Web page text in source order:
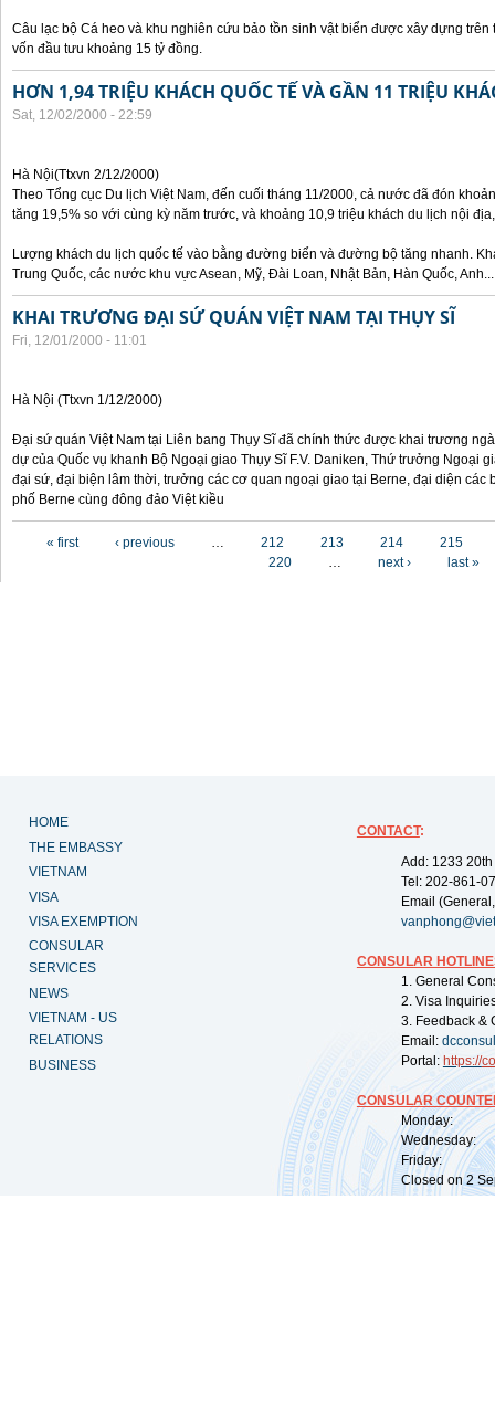
Câu lạc bộ Cá heo và khu nghiên cứu bảo tồn sinh vật biển được xây dựng
vốn đầu tưu khoảng 15 tỷ đồng.
HƠN 1,94 TRIỆU KHÁCH QUỐC TẾ VÀ GẦN 11 TRIỆU
Sat, 12/02/2000 - 22:59
Hà Nội(Ttxvn 2/12/2000)
Theo Tổng cục Du lịch Việt Nam, đến cuối tháng 11/2000, cả nước đã đón
tăng 19,5% so với cùng kỳ năm trước, và khoảng 10,9 triệu khách du lịch nội
Lượng khách du lịch quốc tế vào bằng đường biển và đường bộ tăng nhanh.
Trung Quốc, các nước khu vực Asean, Mỹ, Đài Loan, Nhật Bản, Hàn Quốc, Anh...
KHAI TRƯƠNG ĐẠI SỨ QUÁN VIỆT NAM TẠI THỤY SĨ
Fri, 12/01/2000 - 11:01
Hà Nội (Ttxvn 1/12/2000)
Đại sứ quán Việt Nam tại Liên bang Thụy Sĩ đã chính thức được khai trương
dự của Quốc vụ khanh Bộ Ngoại giao Thụy Sĩ F.V. Daniken, Thứ trưởng Ngoại
đại sứ, đại biện lâm thời, trưởng các cơ quan ngoại giao tại Berne, đại diện các
phố Berne cùng đông đảo Việt kiều
« first ‹ previous … 212 213 214
215
220
… next › last »
HOME
THE EMBASSY
VIETNAM
VISA
VISA EXEMPTION
CONSULAR
SERVICES
NEWS
VIETNAM - US
RELATIONS
BUSINESS
CONTACT:
Add: 1233
Tel: 202-861-
Email
CONSULAR
1. General
2. Visa
3. Feedback &
Email:
Portal: https://
CONSULAR
Monday:
Wednesday:
Friday:
Closed on 2